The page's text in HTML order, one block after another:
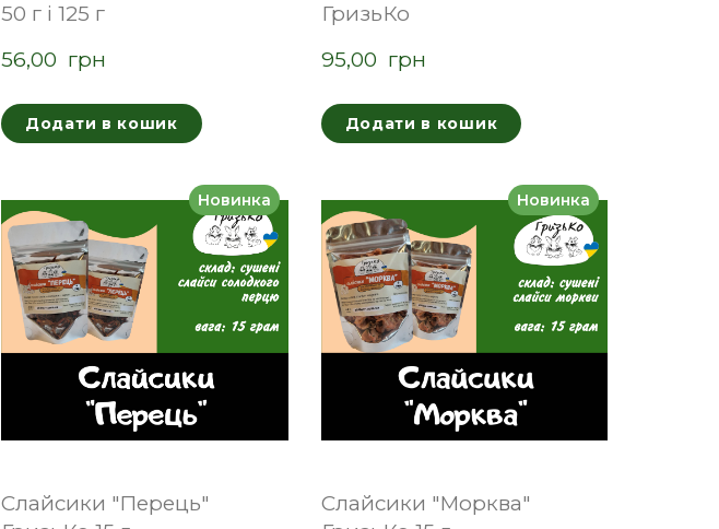
50 г і 125 г
56,00  грн
Додати в кошик
ГризьКо
95,00  грн
Додати в кошик
Новинка
Слайсики "Перець"
Новинка
Слайсики "Морква"